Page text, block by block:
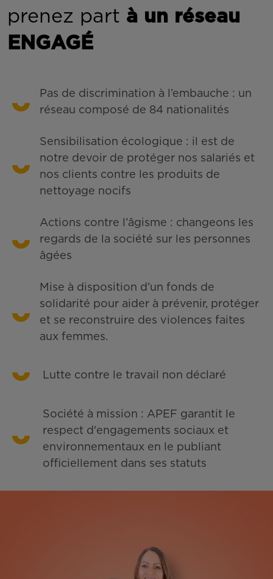
prenez part à un réseau
ENGAGÉ
Pas de discrimination à l’embauche : un
réseau composé de 84 nationalités
Sensibilisation écologique : il est de
notre devoir de protéger nos salariés et
nos clients contre les produits de
nettoyage nocifs
Actions contre l’âgisme : changeons les
regards de la société sur les personnes
âgées
Mise à disposition d’un fonds de
solidarité pour aider à prévenir, protéger
et se reconstruire des violences faites
aux femmes.
Lutte contre le travail non déclaré
Société à mission : APEF garantit le
respect d'engagements sociaux et
environnementaux en le publiant
officiellement dans ses statuts